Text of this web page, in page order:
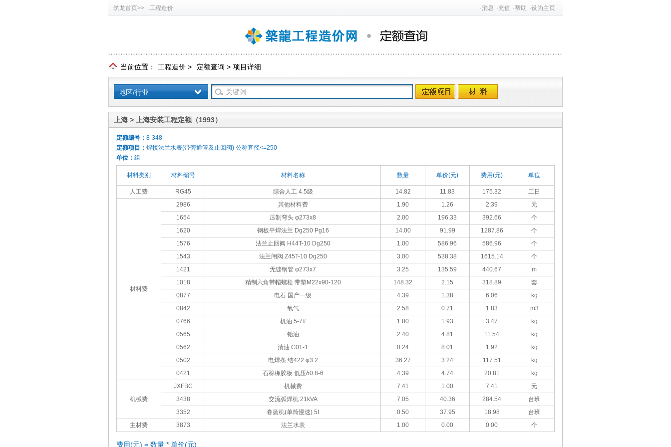
筑龙首页>> 工程造价 ·消息 ·充值 ·帮助 ·设为主页
当前位置： 工程造价 > 定额查询 > 项目详细
地区/行业
上海 > 上海安装工程定额（1993）
定额编号： 8-348
定额项目： 焊接法兰水表(带旁通管及止回阀) 公称直径<=250
单位： 组
材料类别 材料编号 材料名称 数量 单价(元) 费用(元) 单位
人工费 RG45 综合人工 4.5级 14.82 11.83 175.32 工日
材料费
2986 其他材料费 1.90 1.26 2.39
元
1654
压制弯头 φ273x8 2.00 196.33 392.66
个
1620
钢板平焊法兰 Dg250 Pg16 14.00 91.99 1287.86
个
1576
法兰止回阀 H44T-10 Dg250 1.00 586.96 586.96
个
1543
法兰闸阀 Z45T-10 Dg250 3.00 538.38 1615.14
个
1421
无缝钢管 φ273x7 3.25 135.59 440.67
m
1018
精制六角带帽螺栓 带垫M22x90-120 148.32 2.15 318.89
套
0877
电石 国产一级 4.39 1.38 6.06
kg
0842
氧气 2.58 0.71 1.83
m3
0766
机油 5-7# 1.80 1.93 3.47
kg
0565
铅油 2.40 4.81 11.54
kg
0562
清油 C01-1 0.24 8.01 1.92
kg
0502
电焊条 结422 φ3.2 36.27 3.24 117.51
kg
0421
石棉橡胶板 低压δ0.8-6 4.39 4.74 20.81 kg
机械费
JXFBC 机械费 7.41 1.00 7.41
元
3438
交流弧焊机 21kVA 7.05 40.36 284.54
台班
3352
卷扬机(单筒慢速) 5t 0.50 37.95 18.98
台班
主材费
3873 法兰水表 1.00 0.00 0.00 个
费用(元) = 数量 * 单价(元)